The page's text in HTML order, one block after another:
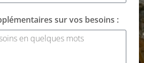
sur vos besoins :